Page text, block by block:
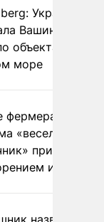
Украина
Вашингтону не
объектам КТК в
море
фермера
«веселый
пригрозили
из
назвал